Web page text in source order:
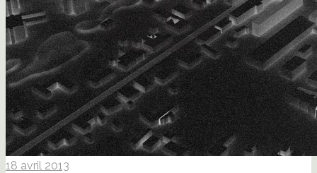
18 avril 2013